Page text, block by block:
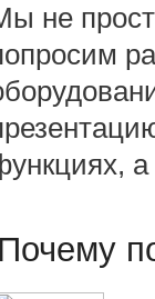
не
Почему